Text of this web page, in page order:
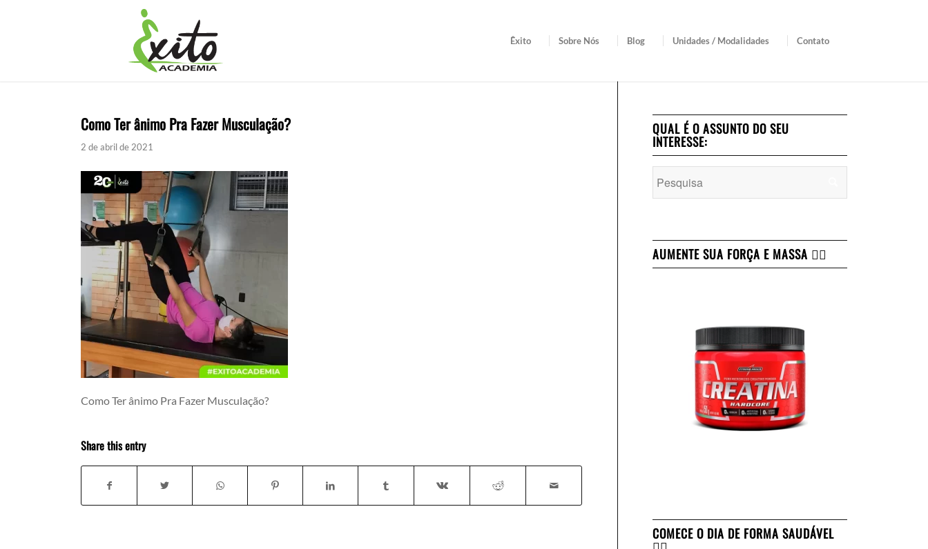
Êxito Sobre Nós Blog Unidades / Modalidades Contato
Como Ter ânimo Pra Fazer Musculação?
2 de abril de 2021
Como Ter ânimo Pra Fazer Musculação?
Share this entry
QUAL É O ASSUNTO DO SEU
INTERESSE:
AUMENTE SUA FORÇA E MASSA 👇🏻
COMECE O DIA DE FORMA SAUDÁVEL